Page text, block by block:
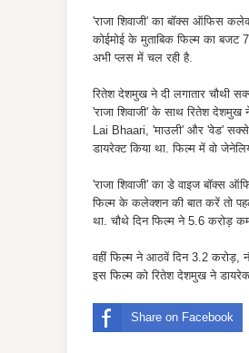
'राजा शिवाजी' का बॉक्स ऑफिस
कोईमोई के मुताबिक फिल्म का
अभी प्लस में चल रही है.
रितेश देशमुख ने दी लगातार चौथी
'राजा शिवाजी' के साथ रितेश देशमुख
Lai Bhaari, 'माउली' और 'वेड'
डायरेक्ट किया था. फिल्म में वो
'राजा शिवाजी' का डे वाइज बॉक्स
फिल्म के कलेक्शन की बात करें तो
था. चौथे दिन फिल्म ने 5.6 करोड़
वहीं फिल्म ने आठवें दिन 3.2 करोड़,
इस फिल्म को रितेश देशमुख ने
Share on Facebook